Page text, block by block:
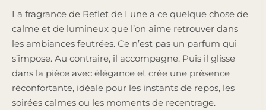
La fragrance de Reflet de Lune a ce quelque chose de
calme et de lumineux que l’on aime retrouver dans
les ambiances feutrées. Ce n’est pas un parfum qui
s’impose. Au contraire, il accompagne. Puis il glisse
dans la pièce avec élégance et crée une présence
réconfortante, idéale pour les instants de repos, les
soirées calmes ou les moments de recentrage.